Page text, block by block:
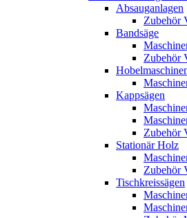
Absauganlagen
Zubehör
Bandsäge
Zubehör
Kappsägen
Zubehör
Stationär Holz
Zubehör
Tischkreissägen